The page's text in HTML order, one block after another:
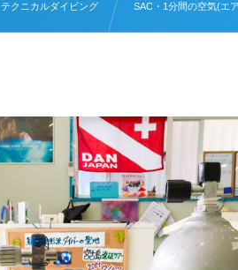
テクニカルダイビング SAC・1分間の空気(エ